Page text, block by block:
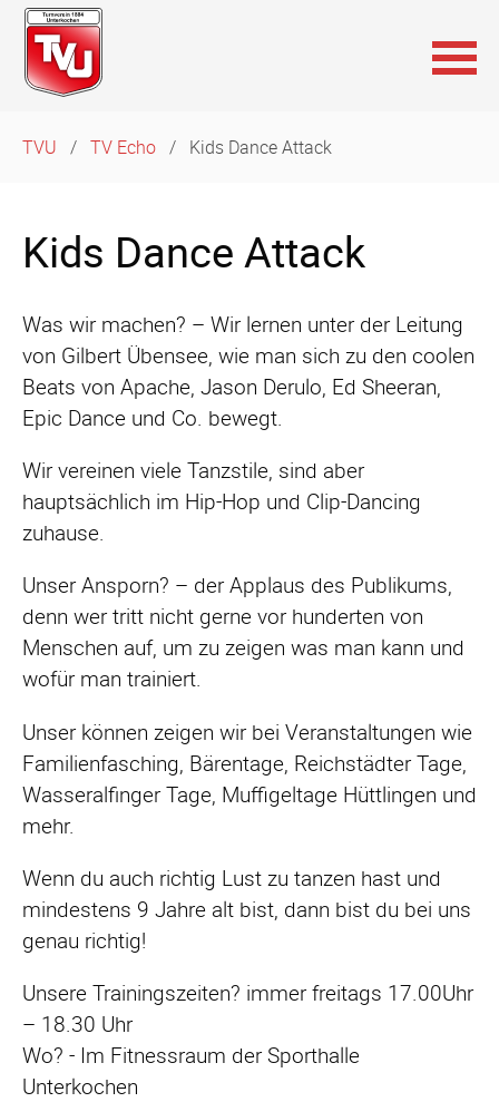
überspringen
TVU TV Echo Kids Dance Attack
Kids Dance Attack
Was wir machen? – Wir lernen unter der Leitung
von Gilbert Übensee, wie man sich zu den coolen
Beats von Apache, Jason Derulo, Ed Sheeran,
Epic Dance und Co. bewegt.
Wir vereinen viele Tanzstile, sind aber
hauptsächlich im Hip-Hop und Clip-Dancing
zuhause.
Unser Ansporn? – der Applaus des Publikums,
denn wer tritt nicht gerne vor hunderten von
Menschen auf, um zu zeigen was man kann und
wofür man trainiert.
Unser können zeigen wir bei Veranstaltungen wie
Familienfasching, Bärentage, Reichstädter Tage,
Wasseralfinger Tage, Muffigeltage Hüttlingen und
mehr.
Wenn du auch richtig Lust zu tanzen hast und
mindestens 9 Jahre alt bist, dann bist du bei uns
genau richtig!
Unsere Trainingszeiten? immer freitags 17.00Uhr
– 18.30 Uhr
Wo? - Im Fitnessraum der Sporthalle
Unterkochen